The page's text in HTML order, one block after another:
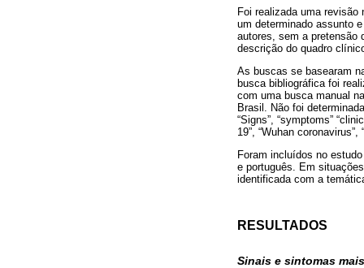
Foi realizada uma
um determinado assunto
autores, sem a pretensão
descrição do quadro
As buscas se basearam
busca bibliográfica foi
com uma busca manual
Brasil. Não foi
“Signs”, “symptoms”
19”, “Wuhan coronavirus”,
Foram incluídos no
e português. Em
identificada com a
RESULTADOS
Sinais e sintomas